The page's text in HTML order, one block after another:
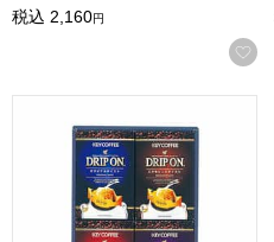
税込 2,160円